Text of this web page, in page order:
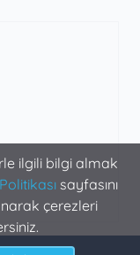
ilgili bilgi almak
sayfasını
çerezleri